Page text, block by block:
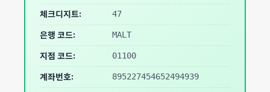
체크디지트: 47
은행 코드: MALT
지점 코드: 01100
계좌번호: 895227454652494939